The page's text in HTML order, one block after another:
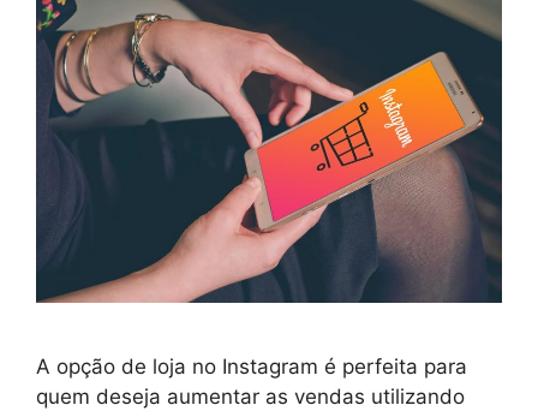
A opção de loja no Instagram é perfeita para
quem deseja aumentar as vendas utilizando